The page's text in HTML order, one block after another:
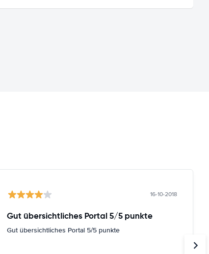
16-10-2018
Gut übersichtliches Portal 5/5 punkte
Gut übersichtliches Portal 5/5 punkte